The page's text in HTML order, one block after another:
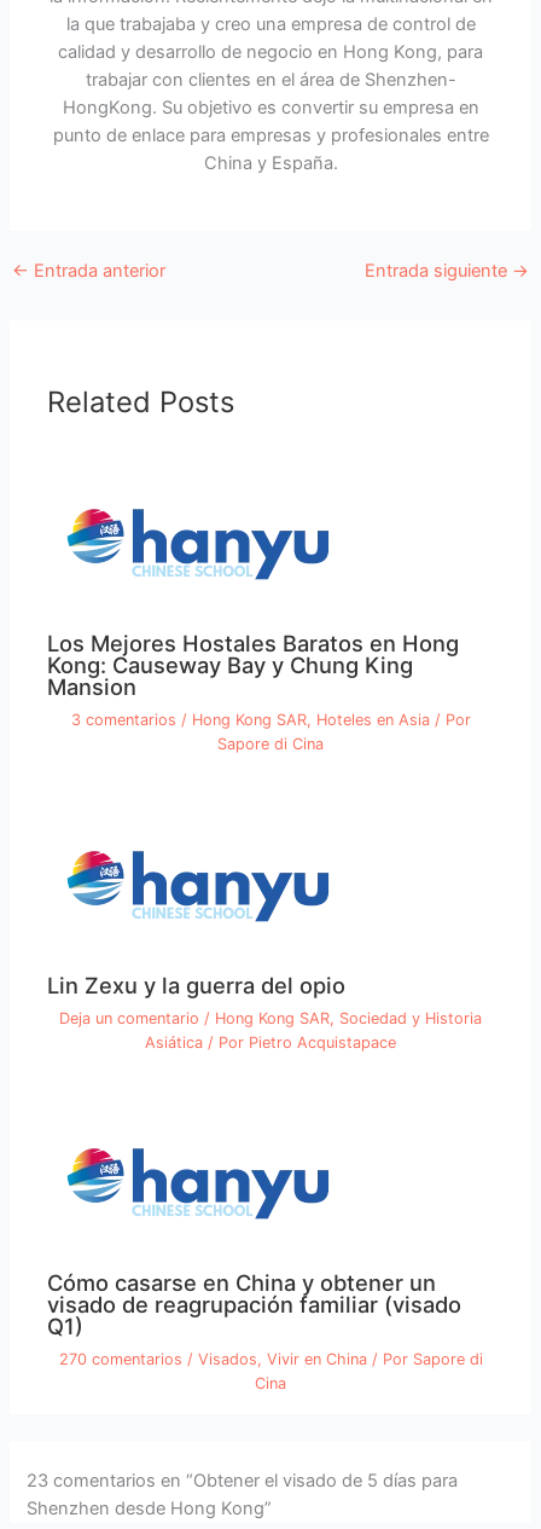
la que trabajaba y creo una empresa de control de
calidad y desarrollo de negocio en Hong Kong, para
trabajar con clientes en el área de Shenzhen-
HongKong. Su objetivo es convertir su empresa en
punto de enlace para empresas y profesionales entre
China y España.
← Entrada anterior Entrada siguiente →
Related Posts
Los Mejores Hostales Baratos en Hong
Kong: Causeway Bay y Chung King
Mansion
3 comentarios / Hong Kong SAR, Hoteles en Asia/ Por
Sapore di Cina
Lin Zexu y la guerra del opio
Deja un comentario / Hong Kong SAR, Sociedad y Historia
Asiática / Por Pietro Acquistapace
Cómo casarse en China y obtener un
visado de reagrupación familiar (visado
Q1)
270 comentarios / Visados, Vivir en China/ Por Sapore di
Cina
23 comentarios en “Obtener el visado de 5 días para
Shenzhen desde Hong Kong”